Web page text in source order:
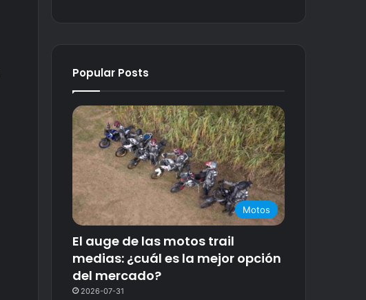
Popular Posts
Motos
El auge de las motos trail
medias: ¿cuál es la mejor opción
del mercado?
2026-07-31